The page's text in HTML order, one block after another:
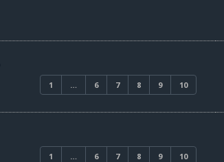
1 … 6 7 8 9 10
1 … 6 7 8 9 10